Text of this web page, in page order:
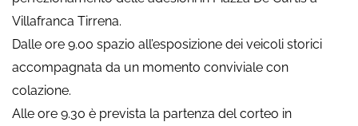
Villafranca Tirrena.
Dalle ore 9.00 spazio all’esposizione dei veicoli storici
accompagnata da un momento conviviale con
colazione.
Alle ore 9.30 è prevista la partenza del corteo in